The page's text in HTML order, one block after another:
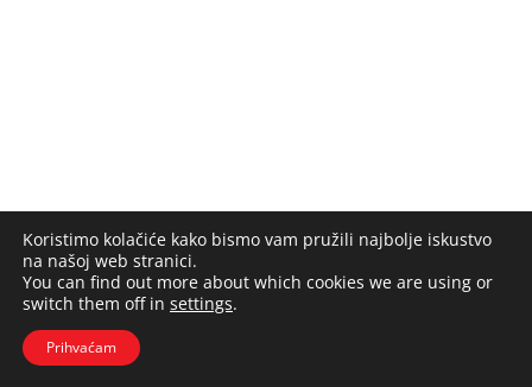
Koristimo kolačiće kako bismo vam pružili najbolje iskustvo
na našoj web stranici.
You can find out more about which cookies we are using or
switch them off in settings.
Prihvaćam